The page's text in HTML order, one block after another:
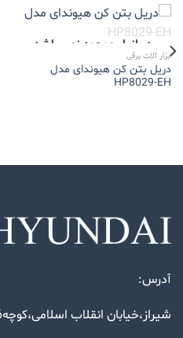
در انبار موجود نمی باشد
ابزار آلات برقی
دریل بتن کن هیوندای مدل
HP8029-EH
آدرس:
شیراز،خیابان انقلاب اسلامی،کوچه6،پلاک17